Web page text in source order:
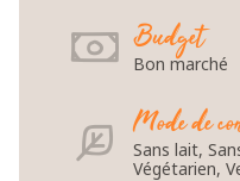
Budget
Bon marché
Mode de
Sans lait,
Végétarien,